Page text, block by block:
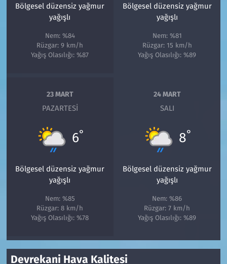
Bölgesel düzensiz yağmur
yağışlı
Nem: %84
Rüzgar: 9 km/h
Yağış Olasılığı: %87
Bölgesel düzensiz yağmur
yağışlı
Nem: %81
Rüzgar: 15 km/h
Yağış Olasılığı: %89
23 MART
PAZARTESI
6°
Bölgesel düzensiz yağmur
yağışlı
Nem: %85
Rüzgar: 8 km/h
Yağış Olasılığı: %78
24 MART
SALI
8°
Bölgesel düzensiz yağmur
yağışlı
Nem: %86
Rüzgar: 7 km/h
Yağış Olasılığı: %89
Devrekani Hava Kalitesi